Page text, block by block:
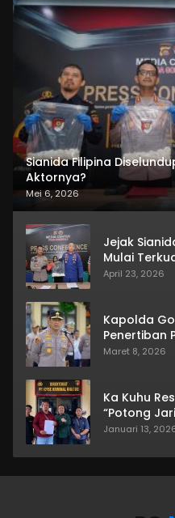
Sianida Filipina
Aktornya?
Mei 6, 2026
Jejak
Mulai
April 23, 2026
Kapolda
Penertiban
Maret 8, 2026
Ka Kuhu
“Potong
Januari 13,